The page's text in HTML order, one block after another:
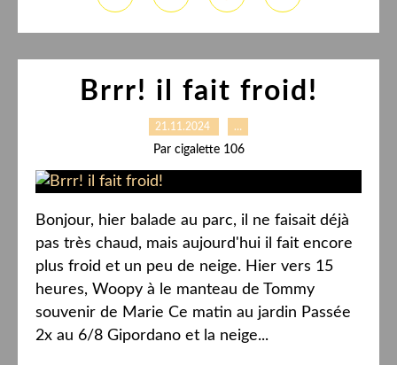
Brrr! il fait froid!
21.11.2024 …
Par cigalette 106
Bonjour, hier balade au parc, il ne faisait déjà
pas très chaud, mais aujourd'hui il fait encore
plus froid et un peu de neige. Hier vers 15
heures, Woopy à le manteau de Tommy
souvenir de Marie Ce matin au jardin Passée
2x au 6/8 Gipordano et la neige...